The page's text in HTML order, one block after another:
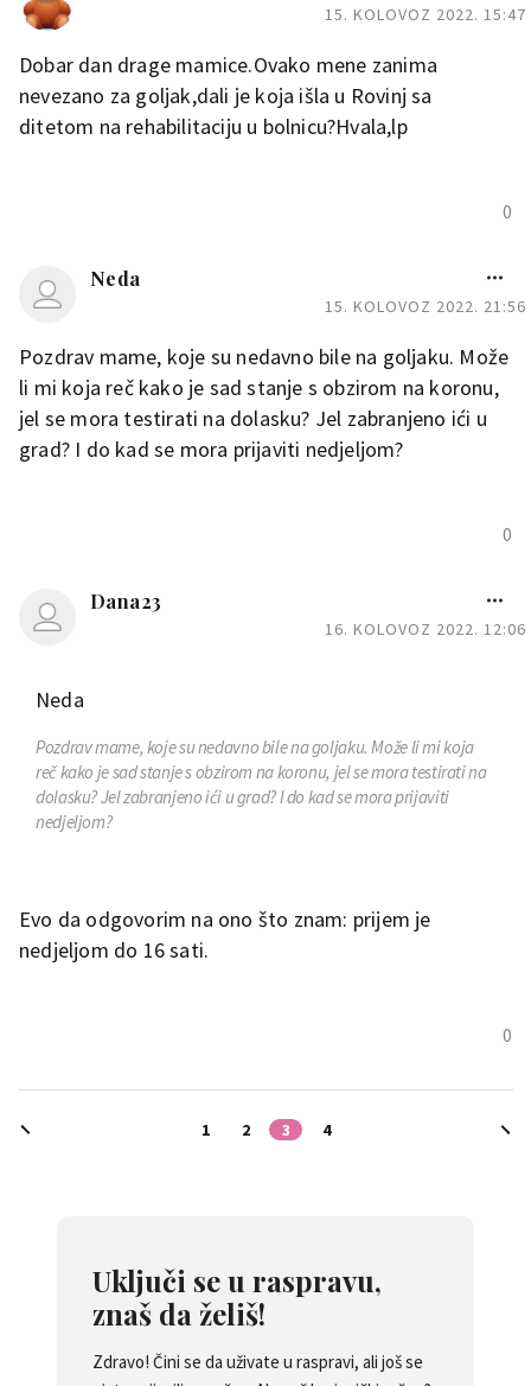
15. KOLOVOZ 2022. 15:47
Dobar dan drage mamice.Ovako mene zanima
nevezano za goljak,dali je koja išla u Rovinj sa
ditetom na rehabilitaciju u bolnicu?Hvala,lp
0
Neda
15. KOLOVOZ 2022. 21:56
Pozdrav mame, koje su nedavno bile na goljaku. Može
li mi koja reč kako je sad stanje s obzirom na koronu,
jel se mora testirati na dolasku? Jel zabranjeno ići u
grad? I do kad se mora prijaviti nedjeljom?
0
Dana23
16. KOLOVOZ 2022. 12:06
Neda
Pozdrav mame, koje su nedavno bile na goljaku. Može li mi koja
reč kako je sad stanje s obzirom na koronu, jel se mora testirati na
dolasku? Jel zabranjeno ići u grad? I do kad se mora prijaviti
nedjeljom?
Evo da odgovorim na ono što znam: prijem je
nedjeljom do 16 sati.
0
1 2 3 4
Uključi se u raspravu,
znaš da želiš!
Zdravo! Čini se da uživate u raspravi, ali još se